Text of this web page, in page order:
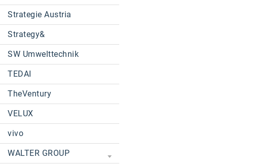
Strategie Austria
Strategy&
SW Umwelttechnik
TEDAI
TheVentury
VELUX
vivo
WALTER GROUP